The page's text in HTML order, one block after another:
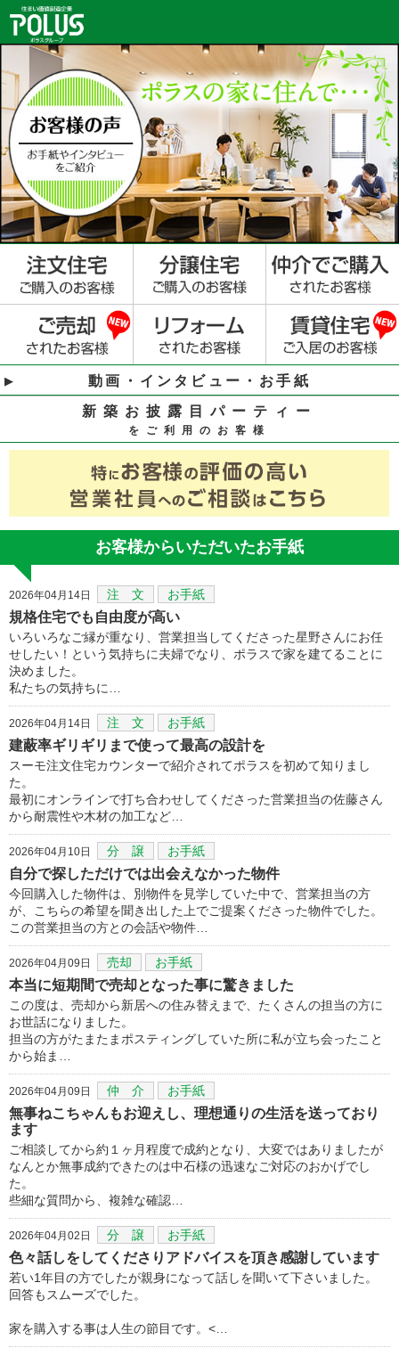
動画・インタビュー・お手紙
新築お披露目パーティー
をご利用のお客様
お客様からいただいたお手紙
2026年04月14日 注 文 お手紙
規格住宅でも自由度が高い
いろいろなご縁が重なり、営業担当してくださった星野さんにお任
せしたい！という気持ちに夫婦でなり、ポラスで家を建てることに
決めました。
私たちの気持ちに…
2026年04月14日 注 文 お手紙
建蔽率ギリギリまで使って最高の設計を
スーモ注文住宅カウンターで紹介されてポラスを初めて知りまし
た。
最初にオンラインで打ち合わせしてくださった営業担当の佐藤さん
から耐震性や木材の加工など…
2026年04月10日 分 譲 お手紙
自分で探しただけでは出会えなかった物件
今回購入した物件は、別物件を見学していた中で、営業担当の方
が、こちらの希望を聞き出した上でご提案くださった物件でした。
この営業担当の方との会話や物件…
2026年04月09日 売却 お手紙
本当に短期間で売却となった事に驚きました
この度は、売却から新居への住み替えまで、たくさんの担当の方に
お世話になりました。
担当の方がたまたまポスティングしていた所に私が立ち会ったこと
から始ま…
2026年04月09日 仲 介 お手紙
無事ねこちゃんもお迎えし、理想通りの生活を送っており
ます
ご相談してから約１ヶ月程度で成約となり、大変ではありましたが
なんとか無事成約できたのは中石様の迅速なご対応のおかげでし
た。
些細な質問から、複雑な確認…
2026年04月02日 分 譲 お手紙
色々話しをしてくださりアドバイスを頂き感謝しています
若い1年目の方でしたが親身になって話しを聞いて下さいました。
回答もスムーズでした。
家を購入する事は人生の節目です。<…